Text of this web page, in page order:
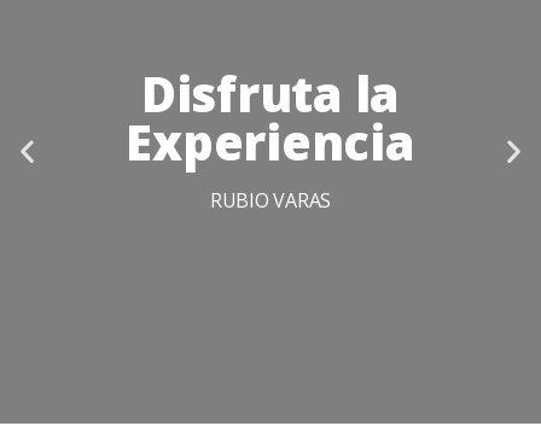
Disfruta la
Experiencia
RUBIO VARAS